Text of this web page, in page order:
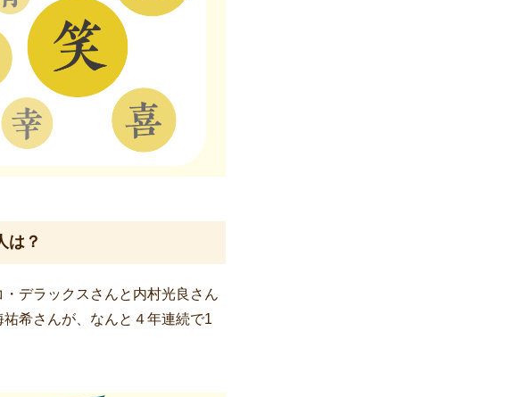
は？
デラックスさんと内村光良さん
希さんが、なんと４年連続で1